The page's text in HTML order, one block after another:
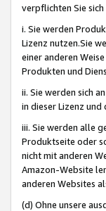
verpflichten Sie
i. Sie werden
Lizenz nutzen.Sie
einer anderen
Produkten und
ii. Sie werden sich
in dieser Lizenz
iii. Sie werden alle
Produktseite oder
nicht mit anderen
Amazon-Website
anderen Websites
(d) Ohne unsere